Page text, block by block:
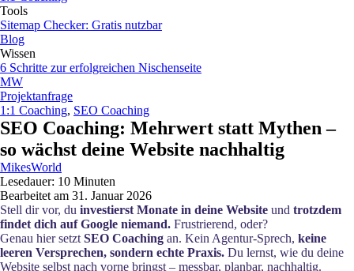
Tools
Sitemap Checker: Gratis nutzbar
Blog
Wissen
6 Schritte zur erfolgreichen Nischenseite
MW
Projektanfrage
1:1 Coaching, SEO Coaching
SEO Coaching: Mehrwert statt Mythen –
so wächst deine Website nachhaltig
MikesWorld
Lesedauer: 10 Minuten
Bearbeitet am 31. Januar 2026
Stell dir vor, du investierst Monate in deine Website und trotzdem
findet dich auf Google niemand. Frustrierend, oder?
Genau hier setzt SEO Coaching an. Kein Agentur-Sprech, keine
leeren Versprechen, sondern echte Praxis. Du lernst, wie du deine
Website selbst nach vorne bringst – messbar, planbar, nachhaltig.